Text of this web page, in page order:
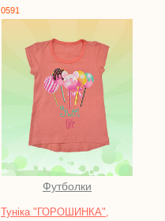
0591
Футболки
Туніка "ГОРОШИНКА",